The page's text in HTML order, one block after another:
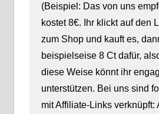
(Beispiel: Das von uns
kostet 8€. Ihr klickt auf den
zum Shop und kauft es,
beispielseise 8 Ct dafür,
diese Weise könnt ihr
unterstützen. Bei uns sind
mit Affiliate-Links verknüpft: